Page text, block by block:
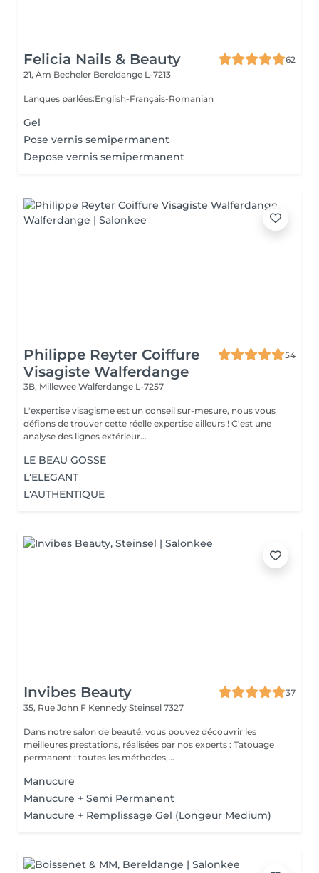
Felicia Nails & Beauty
62
21, Am Becheler Bereldange L-7213
Lanques parlées:English-Français-Romanian
Gel
Pose vernis semipermanent
Depose vernis semipermanent
Philippe Reyter Coiffure
Visagiste Walferdange
54
3B, Millewee Walferdange L-7257
L'expertise visagisme est un conseil sur-mesure, nous vous
défions de trouver cette réelle expertise ailleurs ! C'est une
analyse des lignes extérieur...
LE BEAU GOSSE
L'ELEGANT
L'AUTHENTIQUE
Invibes Beauty
37
35, Rue John F Kennedy Steinsel 7327
Dans notre salon de beauté, vous pouvez découvrir les
meilleures prestations, réalisées par nos experts : Tatouage
permanent : toutes les méthodes,...
Manucure
Manucure + Semi Permanent
Manucure + Remplissage Gel (Longeur Medium)